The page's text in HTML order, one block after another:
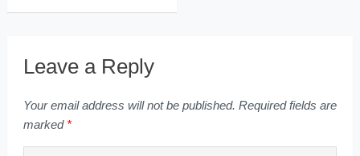
Leave a Reply
Your email address will not be published. Required fields are
marked *